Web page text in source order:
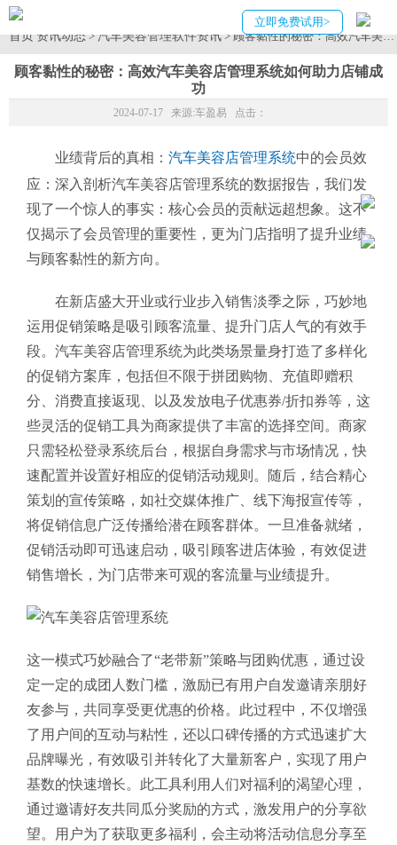
立即免费试用>
首页资讯动态>汽车美容管理软件资讯 > 顾客黏性的秘密：高效汽车美
顾客黏性的秘密：高效汽车美容店管理系统如何助力店铺成
功
2024-07-17 来源:车盈易 点击：
业绩背后的真相： 汽车美容店管理系统中的会员效
应：深入剖析汽车美容店管理系统的数据报告，我们发
现了一个惊人的事实：核心会员的贡献远超想象。这不
仅揭示了会员管理的重要性，更为门店指明了提升业绩
与顾客黏性的新方向。
在新店盛大开业或行业步入销售淡季之际，巧妙地
运用促销策略是吸引顾客流量、提升门店人气的有效手
段。汽车美容店管理系统为此类场景量身打造了多样化
的促销方案库，包括但不限于拼团购物、充值即赠积
分、消费直接返现、以及发放电子优惠券/折扣券等，这
些灵活的促销工具为商家提供了丰富的选择空间。 商家
只需轻松登录系统后台，根据自身需求与市场情况，快
速配置并设置好相应的促销活动规则。随后，结合精心
策划的宣传策略，如社交媒体推广、线下海报宣传等，
将促销信息广泛传播给潜在顾客群体。一旦准备就绪，
促销活动即可迅速启动，吸引顾客进店体验，有效促进
销售增长，为门店带来可观的客流量与业绩提升。
这一模式巧妙融合了“老带新”策略与团购优惠，通过设
定一定的成团人数门槛，激励已有用户自发邀请亲朋好
友参与，共同享受更优惠的价格。此过程中，不仅增强
了用户间的互动与粘性，还以口碑传播的方式迅速扩大
品牌曝光，有效吸引并转化了大量新客户，实现了用户
基数的快速增长。此工具利用人们对福利的渴望心理，
通过邀请好友共同瓜分奖励的方式，激发用户的分享欲
望。用户为了获取更多福利，会主动将活动信息分享至